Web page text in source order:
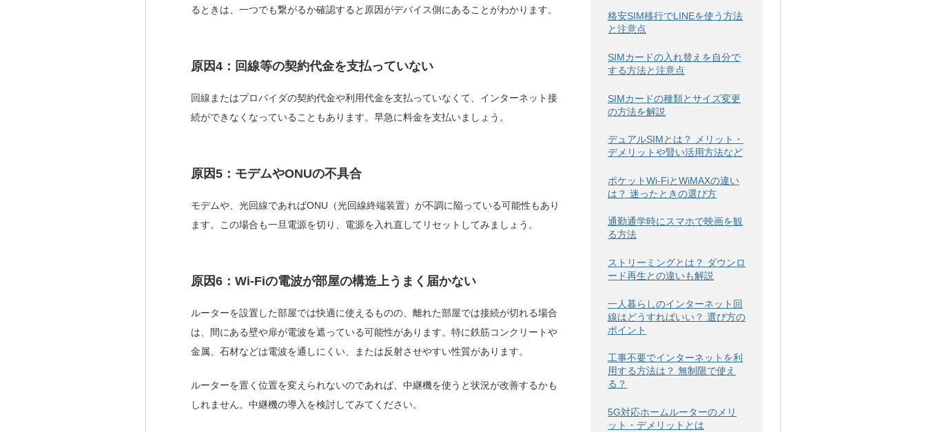
るときは、一つでも繋がるか確認すると原因がデバイス側にあることがわかります。
原因4：回線等の契約代金を支払っていない
回線またはプロバイダの契約代金や利用代金を支払っていなくて、インターネット接
続ができなくなっていることもあります。早急に料金を支払いましょう。
原因5：モデムやONUの不具合
モデムや、光回線であればONU（光回線終端装置）が不調に陥っている可能性もあり
ます。この場合も一旦電源を切り、電源を入れ直してリセットしてみましょう。
原因6：Wi-Fiの電波が部屋の構造上うまく届かない
ルーターを設置した部屋では快適に使えるものの、離れた部屋では接続が切れる場合
は、間にある壁や扉が電波を遮っている可能性があります。特に鉄筋コンクリートや
金属、石材などは電波を通しにくい、または反射させやすい性質があります。
ルーターを置く位置を変えられないのであれば、中継機を使うと状況が改善するかも
しれません。中継機の導入を検討してみてください。
格安SIM移行でLINEを使う方法
と注意点
SIMカードの入れ替えを自分で
する方法と注意点
SIMカードの種類とサイズ変更
の方法を解説
デュアルSIMとは？ メリット・
デメリットや賢い活用方法など
ポケットWi-FiとWiMAXの違い
は？ 迷ったときの選び方
通勤通学時にスマホで映画を観
る方法
ストリーミングとは？ ダウンロ
ード再生との違いも解説
一人暮らしのインターネット回
線はどうすればいい？ 選び方の
ポイント
工事不要でインターネットを利
用する方法は？ 無制限で使え
る？
5G対応ホームルーターのメリ
ット・デメリットとは